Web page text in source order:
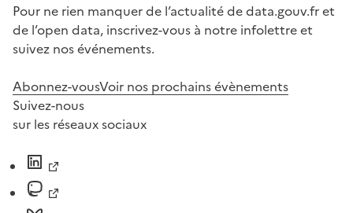
Pour ne rien manquer de l’actualité de data.gouv.fr et
de l’open data, inscrivez-vous à notre infolettre et
suivez nos événements.
Abonnez-vousVoir nos prochains évènements
Suivez-nous
sur les réseaux sociaux